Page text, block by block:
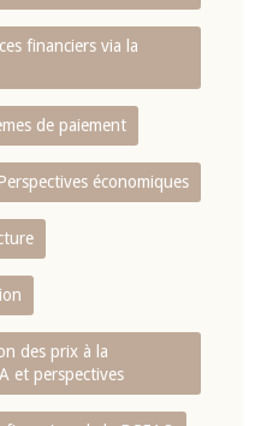
financiers via la
de paiement
économiques
des prix à la
et perspectives